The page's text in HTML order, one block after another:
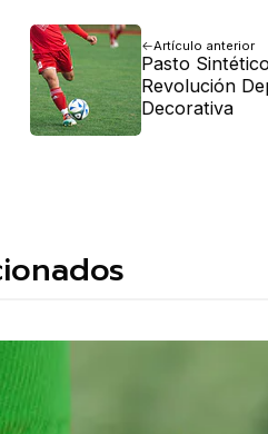
Artículo anterior
Pasto
Revolución
Decorativa